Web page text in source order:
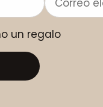
un regalo